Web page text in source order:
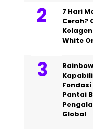
7 Hari
Cerah?
White
Fondasi
Pantai
Global